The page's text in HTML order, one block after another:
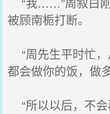
被顾南栀打断。
“周先生平时忙
都会做你的饭，做
“所以以后，不会